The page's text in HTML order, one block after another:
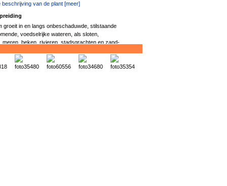
beschrijving van de plant [meer]
groeit in en langs onbeschaduwde, stilstaande
voedselrijke wateren, als sloten,
meren, beken, rivieren, stadsgrachten en zand-